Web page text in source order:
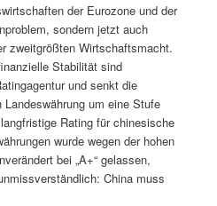
der Eurozone und der
sondern jetzt auch
zweitgrößten Wirtschaftsmacht.
Stabilität sind
und senkt die
um eine Stufe
langfristige Rating für chinesische
wurde wegen der hohen
bei „A+“ gelassen,
China muss